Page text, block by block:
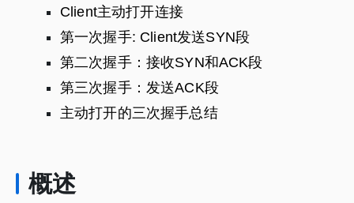
Client主动打开连接
第一次握手: Client发送SYN段
第二次握手：接收SYN和ACK段
第三次握手：发送ACK段
主动打开的三次握手总结
概述